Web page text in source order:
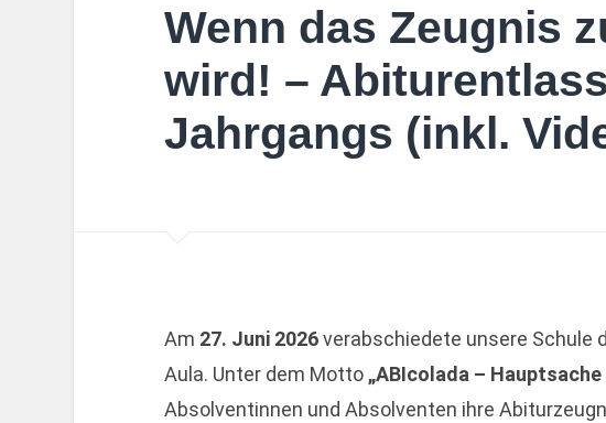
Wenn das Zeugnis
wird! –
Jahrgangs (inkl.
Am 27. Juni 2026verabschiedete unsere Schule
Aula. Unter dem Motto „ABIcolada – Hauptsache
Absolventinnen und Absolventen ihre